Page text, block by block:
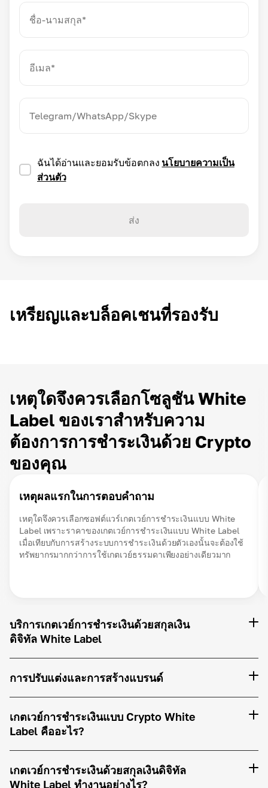
ฉันได้อ่านและยอมรับข้อตกลง นโยบายความเป็น
ส่วนตัว
ส่ง
เหรียญและบล็อคเชนที่รองรับ
เหตุใดจึงควรเลือกโซลูชัน White
Label ของเราสำหรับความ
ต้องการการชำระเงินด้วย Crypto
ของคุณ
เหตุผลแรกในการตอบคำถาม
เหตุใดจึงควรเลือกซอฟต์แวร์เกตเวย์การชำระเงินแบบ White
Label เพราะราคาของเกตเวย์การชำระเงินแบบ White Label
เมื่อเทียบกับการสร้างระบบการชำระเงินด้วยตัวเองนั้นจะต้องใช้
ทรัพยากรมากกว่าการใช้เกตเวย์ธรรมดาเพียงอย่างเดียวมาก
บริการเกตเวย์การชำระเงินด้วยสกุลเงิน
ดิจิทัล White Label
การปรับแต่งและการสร้างแบรนด์
เกตเวย์การชำระเงินแบบ Crypto White
Label คืออะไร?
เกตเวย์การชำระเงินด้วยสกุลเงินดิจิทัล
White Label ทำงานอย่างไร?